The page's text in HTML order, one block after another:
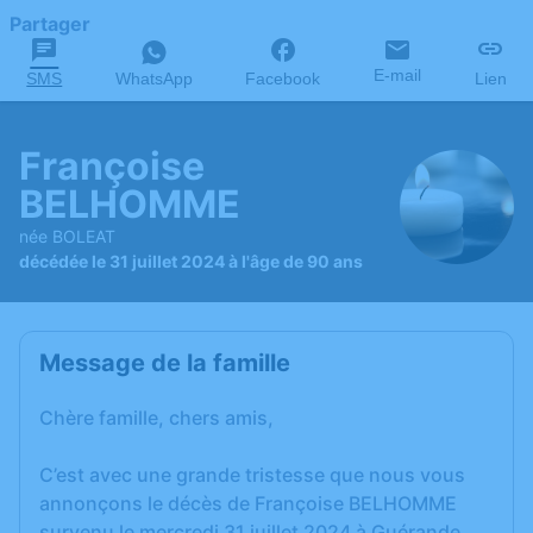
Partager
SMS WhatsApp Facebook E-mail Lien
Françoise
BELHOMME
née BOLEAT
décédée le 31 juillet 2024 à l'âge de 90 ans
Message de la famille
Chère famille, chers amis,
C’est avec une grande tristesse que nous vous
annonçons le décès de Françoise BELHOMME